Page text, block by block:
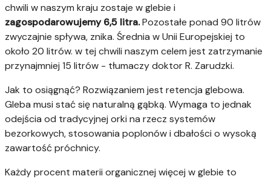
chwili w naszym kraju zostaje w glebie i
zagospodarowujemy 6,5 litra.Pozostałe ponad 90 litrów
zwyczajnie spływa, znika. Średnia w Unii Europejskiej to
około 20 litrów. w tej chwili naszym celem jest zatrzymanie
przynajmniej 15 litrów - tłumaczy doktor R. Zarudzki.
Jak to osiągnąć? Rozwiązaniem jest retencja glebowa.
Gleba musi stać się naturalną gąbką. Wymaga to jednak
odejścia od tradycyjnej orki na rzecz systemów
bezorkowych, stosowania poplonów i dbałości o wysoką
zawartość próchnicy.
Każdy procent materii organicznej więcej w glebie to